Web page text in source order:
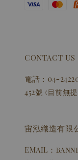
CONTACT US
電話：04-
452號 (目前無
宙泓織造有限
EMAIL：